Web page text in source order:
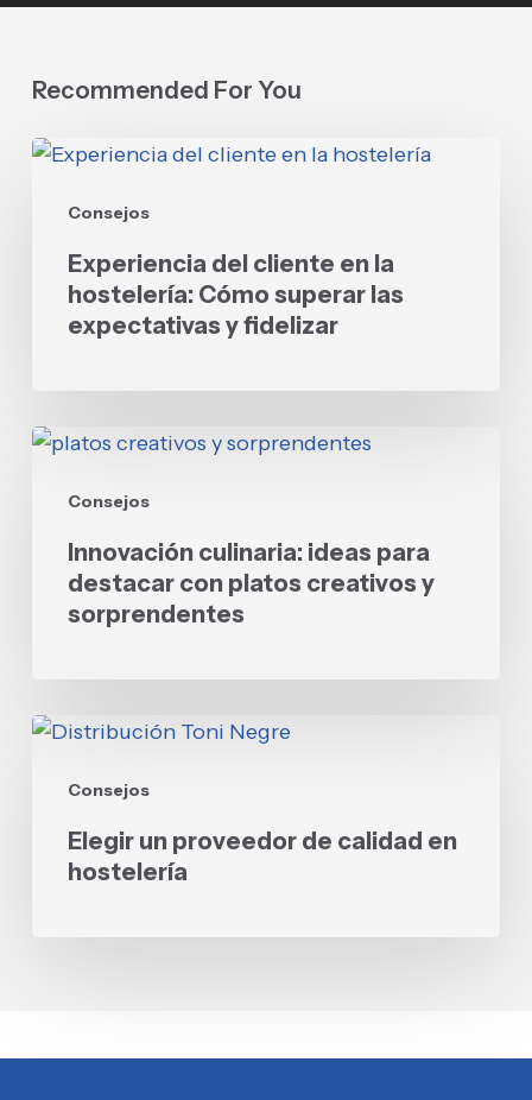
Recommended For You
Consejos
Experiencia
cliente
hostelería:
superar
expectativas
Experiencia del cliente en la
hostelería: Cómo superar las
expectativas y fidelizar
Consejos
Innovación
ideas
para
destacar
creativos
sorprendentes
Innovación culinaria: ideas para
destacar con platos creativos y
sorprendentes
Consejos
Elegir
proveedor
calidad
Elegir un proveedor de calidad en
hostelería